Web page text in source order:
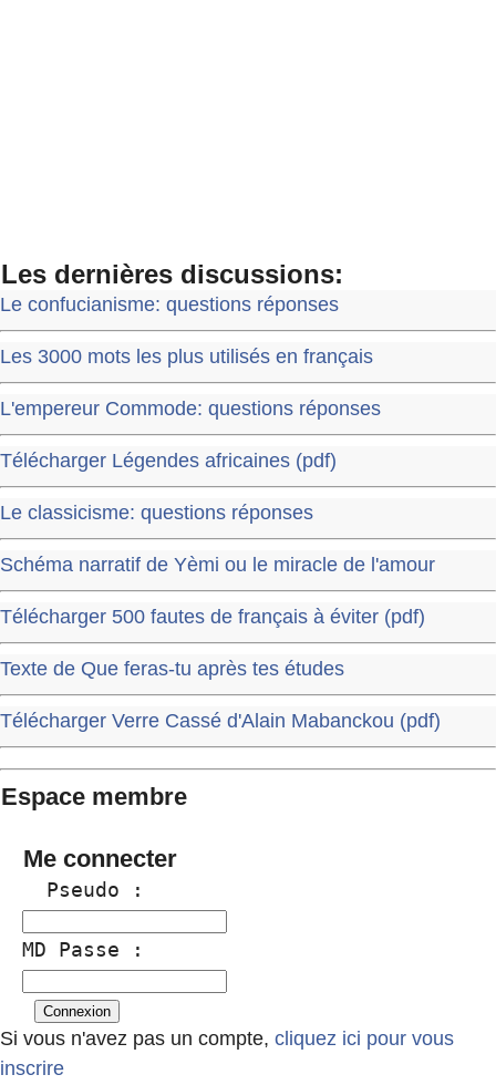
Les dernières discussions:
Le confucianisme: questions réponses
Les 3000 mots les plus utilisés en français
L'empereur Commode: questions réponses
Télécharger Légendes africaines (pdf)
Le classicisme: questions réponses
Schéma narratif de Yèmi ou le miracle de l'amour
Télécharger 500 fautes de français à éviter (pdf)
Texte de Que feras-tu après tes études
Télécharger Verre Cassé d'Alain Mabanckou (pdf)
Espace membre
Me connecter
  Pseudo :
MD Passe :
Si vous n'avez pas un compte, cliquez ici pour vous
inscrire